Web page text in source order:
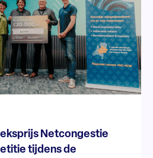
Netcongestie
tijdens de